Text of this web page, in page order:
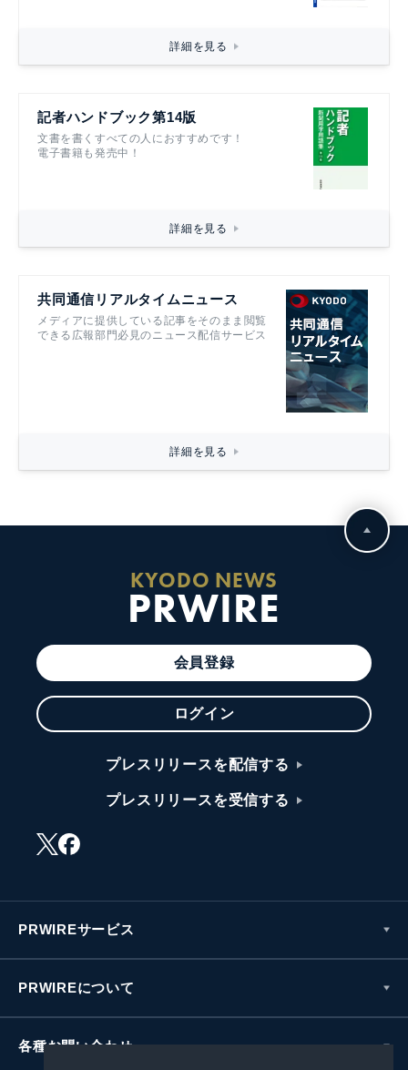
詳細を見る
記者ハンドブック第14版
文書を書くすべての人におすすめです！
電子書籍も発売中！
詳細を見る
共同通信リアルタイムニュース
メディアに提供している記事をそのまま閲覧
できる広報部門必見のニュース配信サービス
詳細を見る
KYODO NEWS
PRWIRE
会員登録
ログイン
プレスリリースを配信する
プレスリリースを受信する
PRWIREサービス
PRWIREについて
各種お問い合わせ